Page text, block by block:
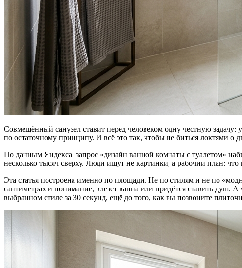
Совмещённый санузел ставит перед человеком одну честную
по остаточному принципу. И всё это так, чтобы не биться локтями о
По данным Яндекса, запрос «дизайн ванной комнаты с туалетом»
несколько тысяч сверху. Люди ищут не картинки, а рабочий план:
Эта статья построена именно по площади. Не по стилям и не по
сантиметрах и понимание, влезет ванна или придётся ставить душ. А
выбранном стиле за 30 секунд, ещё до того, как вы позвоните